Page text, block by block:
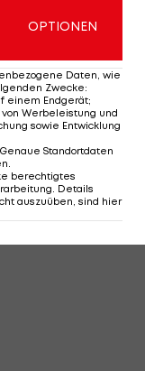
OPTIONEN
Daten, wie
Zwecke:
einem Endgerät;
Werbeleistung und
sowie Entwicklung
Genaue Standortdaten
.
berechtigtes
Details
auszuüben, sind hier